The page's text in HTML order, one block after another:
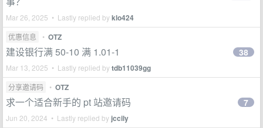
Mar 26, 2025 • Lastly replied byklo424
优惠信息 • OTZ
建设银行满 50-10 满 1.01-1
Mar 13, 2025 • Lastly replied bytdb11039gg
38
分享邀请码 • OTZ
求一个适合新手的 pt 站邀请码
Jun 20, 2024 • Lastly replied by jccily
7